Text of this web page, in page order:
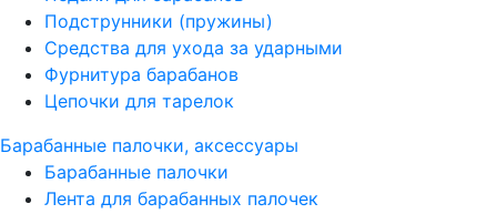
Подструнники (пружины)
Средства для ухода за ударными
Фурнитура барабанов
Цепочки для тарелок
Барабанные палочки, аксессуары
Барабанные палочки
Лента для барабанных палочек